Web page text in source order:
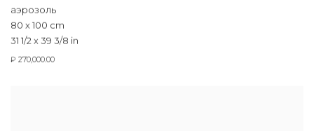
аэрозоль
80 x 100 cm
31 1/2 x 39 3/8 in
₽ 270,000.00